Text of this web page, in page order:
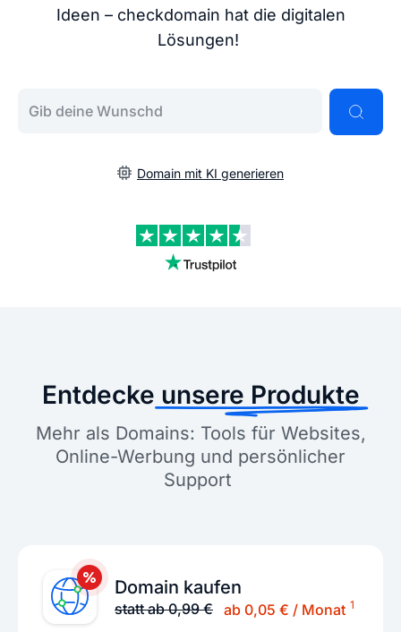
Ideen – checkdomain hat die digitalen
Lösungen!
Domain mit KI generieren
Entdecke unsere Produkte
Mehr als Domains: Tools für Websites,
Online-Werbung und persönlicher
Support
Domain kaufen
statt ab 0,99 € ab 0,05 € / Monat 1